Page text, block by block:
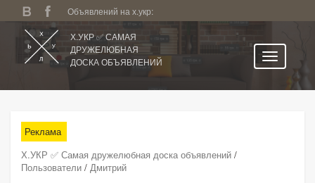
Объявлений на х.укр:
Х.УКР ✅ САМАЯ
ДРУЖЕЛЮБНАЯ
ДОСКА ОБЪЯВЛЕНИЙ
Все регионы
Категории
Избранное
Реклама
Х.УКР ✅ Самая дружелюбная доска объявлений /
Пользователи / Дмитрий